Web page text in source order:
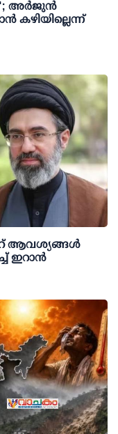
അർജുൻ
കഴിയില്ലെന്ന്
ആവശ്യങ്ങൾ
ഇറാൻ